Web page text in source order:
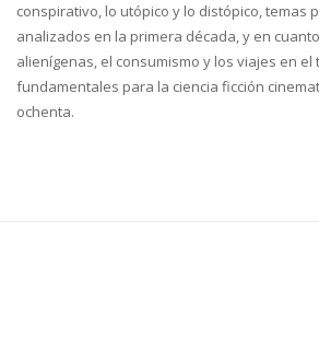
conspirativo, lo utópico y lo distópico, temas
analizados en la primera década, y en
alienígenas, el consumismo y los viajes en el
fundamentales para la ciencia ficción
ochenta.